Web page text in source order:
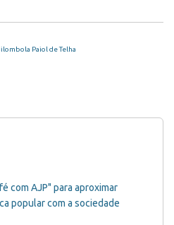
Paiol de Telha
com AJP" para aproximar
popular com a sociedade